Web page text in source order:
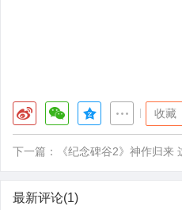
收藏
下一篇： 《纪念碑谷2》神作归来
最新评论(1)